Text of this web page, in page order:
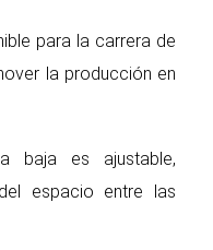
para la carrera de
la producción en
baja es ajustable,
espacio entre las